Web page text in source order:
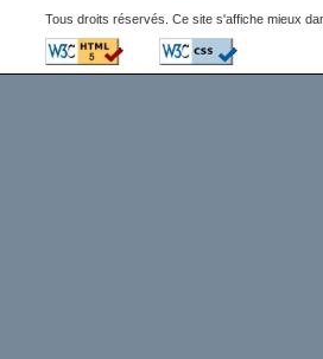
Tous droits réservés. Ce site s'affiche mieux